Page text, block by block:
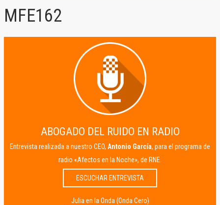
MFE162
ABOGADO DEL RUIDO EN RADIO
Entrevista realizada a nuestro CEO, Antonio García, para el programa de
radio «Afectos en la Noche», de RNE.
ESCUCHAR ENTREVISTA
Julia en la Onda (Onda Cero)